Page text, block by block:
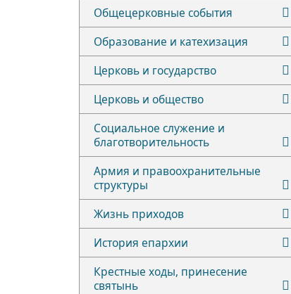
Общецерковные события
Образование и катехизация
Церковь и государство
Церковь и общество
Социальное служение и
благотворительность
Армия и правоохранительные
структуры
Жизнь приходов
История епархии
Крестные ходы, принесение
святынь